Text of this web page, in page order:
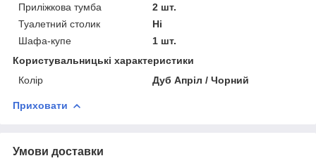
Приліжкова тумба
2 шт.
Туалетний столик
Ні
Шафа-купе
1 шт.
Користувальницькі характеристики
Колір
Дуб Апріл / Чорний
Приховати
Умови доставки